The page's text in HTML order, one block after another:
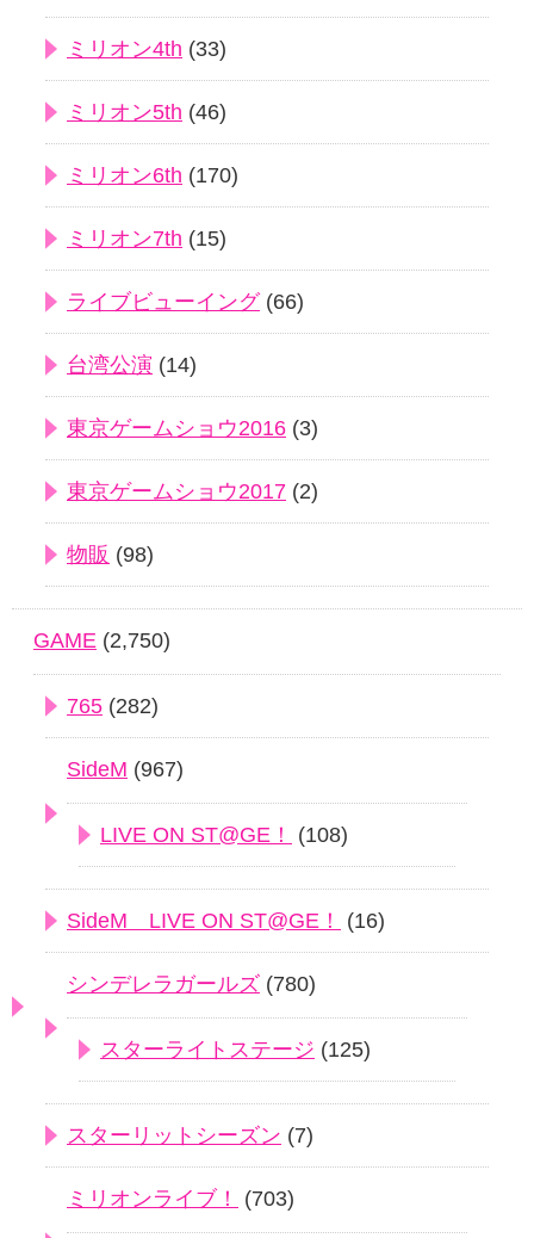
ミリオン4th (33)
ミリオン5th (46)
ミリオン6th (170)
ミリオン7th (15)
ライブビューイング(66)
台湾公演 (14)
東京ゲームショウ2016 (3)
東京ゲームショウ2017 (2)
物販 (98)
GAME (2,750)
765 (282)
SideM (967)
LIVE ON ST@GE！ (108)
SideM LIVE ON ST@GE！ (16)
シンデレラガールズ (780)
スターライトステージ (125)
スターリットシーズン (7)
ミリオンライブ！ (703)